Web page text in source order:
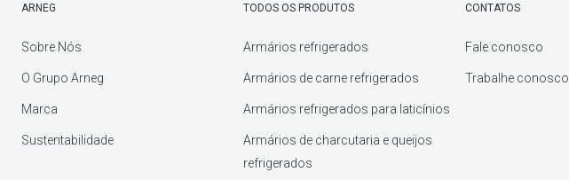
ARNEG
Sobre Nós
O Grupo Arneg
Marca
Sustentabilidade
TODOS OS PRODUTOS
Armários refrigerados
Armários de carne refrigerados
Armários refrigerados para laticínios
Armários de charcutaria e queijos
refrigerados
CONTATOS
Fale conosco
Trabalhe conosco